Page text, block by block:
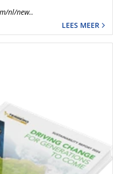
nl/new..
LEES MEER